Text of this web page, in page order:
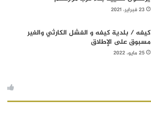
23 فبراير، 2021
كيفه / بلدية كيفه و الفشل الكارثي والغير
مسبوق على الإطلاق
25 مايو، 2022